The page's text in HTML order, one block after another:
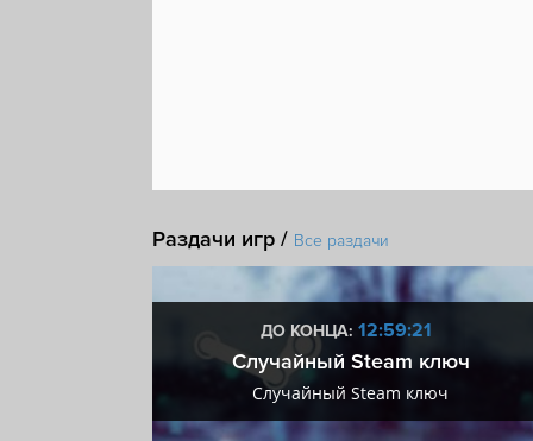
Раздачи игр / Все раздачи
ДО КОНЦА: 12:59:20
Случайный Steam ключ
Случайный Steam ключ